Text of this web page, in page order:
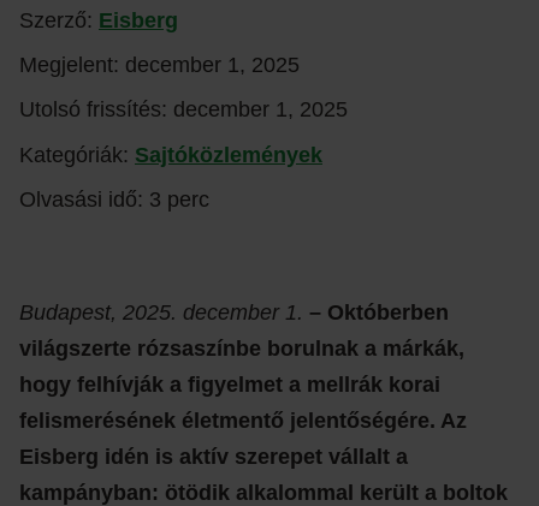
Szerző: Eisberg
Megjelent: december 1, 2025
Utolsó frissítés: december 1, 2025
Kategóriák: Sajtóközlemények
Olvasási idő: 3 perc
Budapest, 2025. december 1. – Októberben
világszerte rózsaszínbe borulnak a márkák,
hogy felhívják a figyelmet a mellrák korai
felismerésének életmentő jelentőségére. Az
Eisberg idén is aktív szerepet vállalt a
kampányban: ötödik alkalommal került a boltok